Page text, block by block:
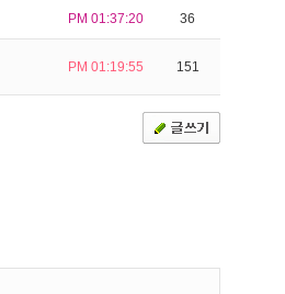
PM 01:37:20 36
PM 01:19:55 151